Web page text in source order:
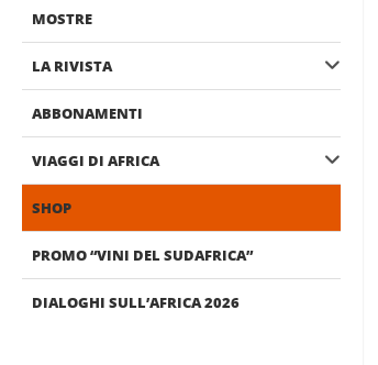
MOSTRE
LA RIVISTA
ABBONAMENTI
VIAGGI DI AFRICA
SHOP
PROMO “VINI DEL SUDAFRICA”
DIALOGHI SULL’AFRICA 2026